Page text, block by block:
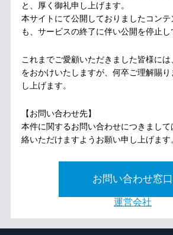
と、厚く御礼申し上げます。
本サイトにて公開しておりましたコン
も、サービスの終了に伴い公開を停止し
これまでご愛顧いただきました皆様に
をおかけいたしますが、何卒ご理解賜り
し上げます。
【お問い合わせ先】
本件に関するお問い合わせにつきまし
絡いただけますようお願い申し上げます
お問い合わせ窓口
運営会社